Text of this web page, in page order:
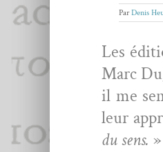
ParDenis
Les
Marc
il me
leur
du sens. »